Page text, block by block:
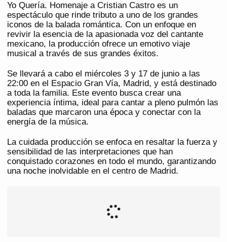
Yo Quería. Homenaje a Cristian Castro es un
espectáculo que rinde tributo a uno de los grandes
iconos de la balada romántica. Con un enfoque en
revivir la esencia de la apasionada voz del cantante
mexicano, la producción ofrece un emotivo viaje
musical a través de sus grandes éxitos.
Se llevará a cabo el miércoles 3 y 17 de junio a las
22:00 en el Espacio Gran Vía, Madrid, y está destinado
a toda la familia. Este evento busca crear una
experiencia íntima, ideal para cantar a pleno pulmón las
baladas que marcaron una época y conectar con la
energía de la música.
La cuidada producción se enfoca en resaltar la fuerza y
sensibilidad de las interpretaciones que han
conquistado corazones en todo el mundo, garantizando
una noche inolvidable en el centro de Madrid.